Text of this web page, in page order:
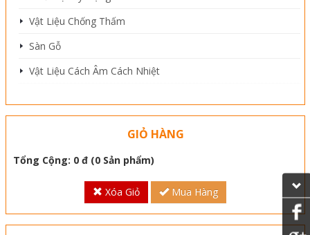
Vật Liệu Chống Thấm
Sàn Gỗ
Vật Liệu Cách Âm Cách Nhiệt
GIỎ HÀNG
Tổng Cộng: 0 đ (0 Sản phẩm)
Xóa Giỏ Mua Hàng